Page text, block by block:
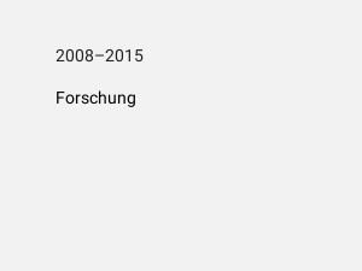
2008–2015
Forschung